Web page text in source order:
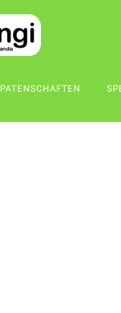
PATENSCHAFTEN